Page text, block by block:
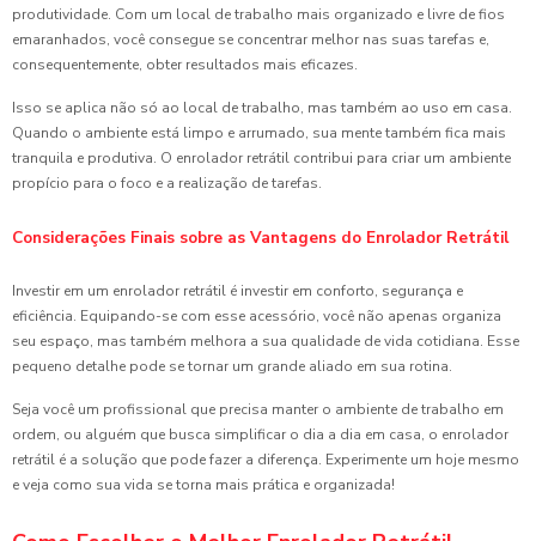
produtividade. Com um local de trabalho mais organizado e livre de fios
emaranhados, você consegue se concentrar melhor nas suas tarefas e,
consequentemente, obter resultados mais eficazes.
Isso se aplica não só ao local de trabalho, mas também ao uso em casa.
Quando o ambiente está limpo e arrumado, sua mente também fica mais
tranquila e produtiva. O enrolador retrátil contribui para criar um ambiente
propício para o foco e a realização de tarefas.
Considerações Finais sobre as Vantagens do Enrolador Retrátil
Investir em um enrolador retrátil é investir em conforto, segurança e
eficiência. Equipando-se com esse acessório, você não apenas organiza
seu espaço, mas também melhora a sua qualidade de vida cotidiana. Esse
pequeno detalhe pode se tornar um grande aliado em sua rotina.
Seja você um profissional que precisa manter o ambiente de trabalho em
ordem, ou alguém que busca simplificar o dia a dia em casa, o enrolador
retrátil é a solução que pode fazer a diferença. Experimente um hoje mesmo
e veja como sua vida se torna mais prática e organizada!